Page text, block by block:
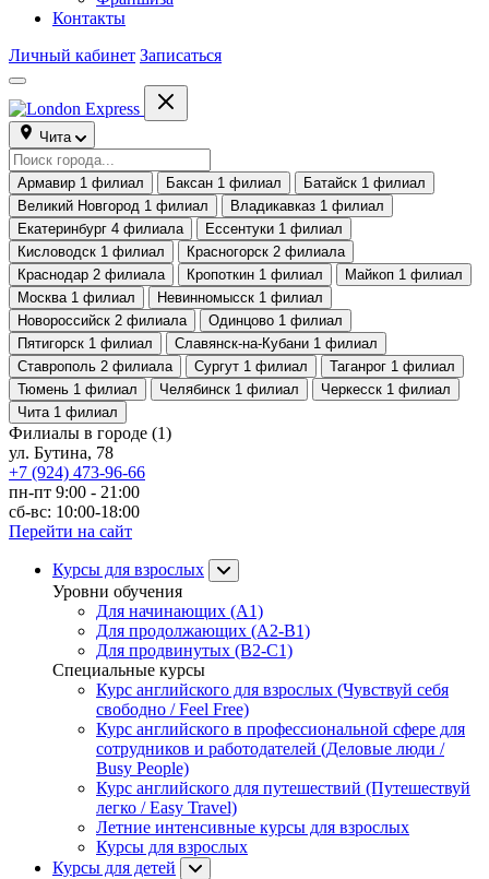
Контакты
Личный кабинет Записаться
Чита
Армавир 1 филиал Баксан 1 филиал Батайск 1 филиал
Великий Новгород 1 филиал Владикавказ 1 филиал
Екатеринбург 4 филиала Ессентуки 1 филиал
Кисловодск 1 филиал Красногорск 2 филиала
Краснодар 2 филиала Кропоткин 1 филиал Майкоп 1 филиал
Москва 1 филиал Невинномысск 1 филиал
Новороссийск 2 филиала Одинцово 1 филиал
Пятигорск 1 филиал Славянск-на-Кубани 1 филиал
Ставрополь 2 филиала Сургут 1 филиал Таганрог 1 филиал
Тюмень 1 филиал Челябинск 1 филиал Черкесск 1 филиал
Чита 1 филиал
Филиалы в городе (1)
ул. Бутина, 78
+7 (924) 473-96-66
пн-пт 9:00 - 21:00
сб-вс: 10:00-18:00
Перейти на сайт
Курсы для взрослых
Уровни обучения
Для начинающих (A1)
Для продолжающих (A2-B1)
Для продвинутых (B2-C1)
Специальные курсы
Курс английского для взрослых (Чувствуй себя
свободно / Feel Free)
Курс английского в профессиональной сфере для
сотрудников и работодателей (Деловые люди /
Busy People)
Курс английского для путешествий (Путешествуй
легко / Easy Travel)
Летние интенсивные курсы для взрослых
Курсы для взрослых
Курсы для детей